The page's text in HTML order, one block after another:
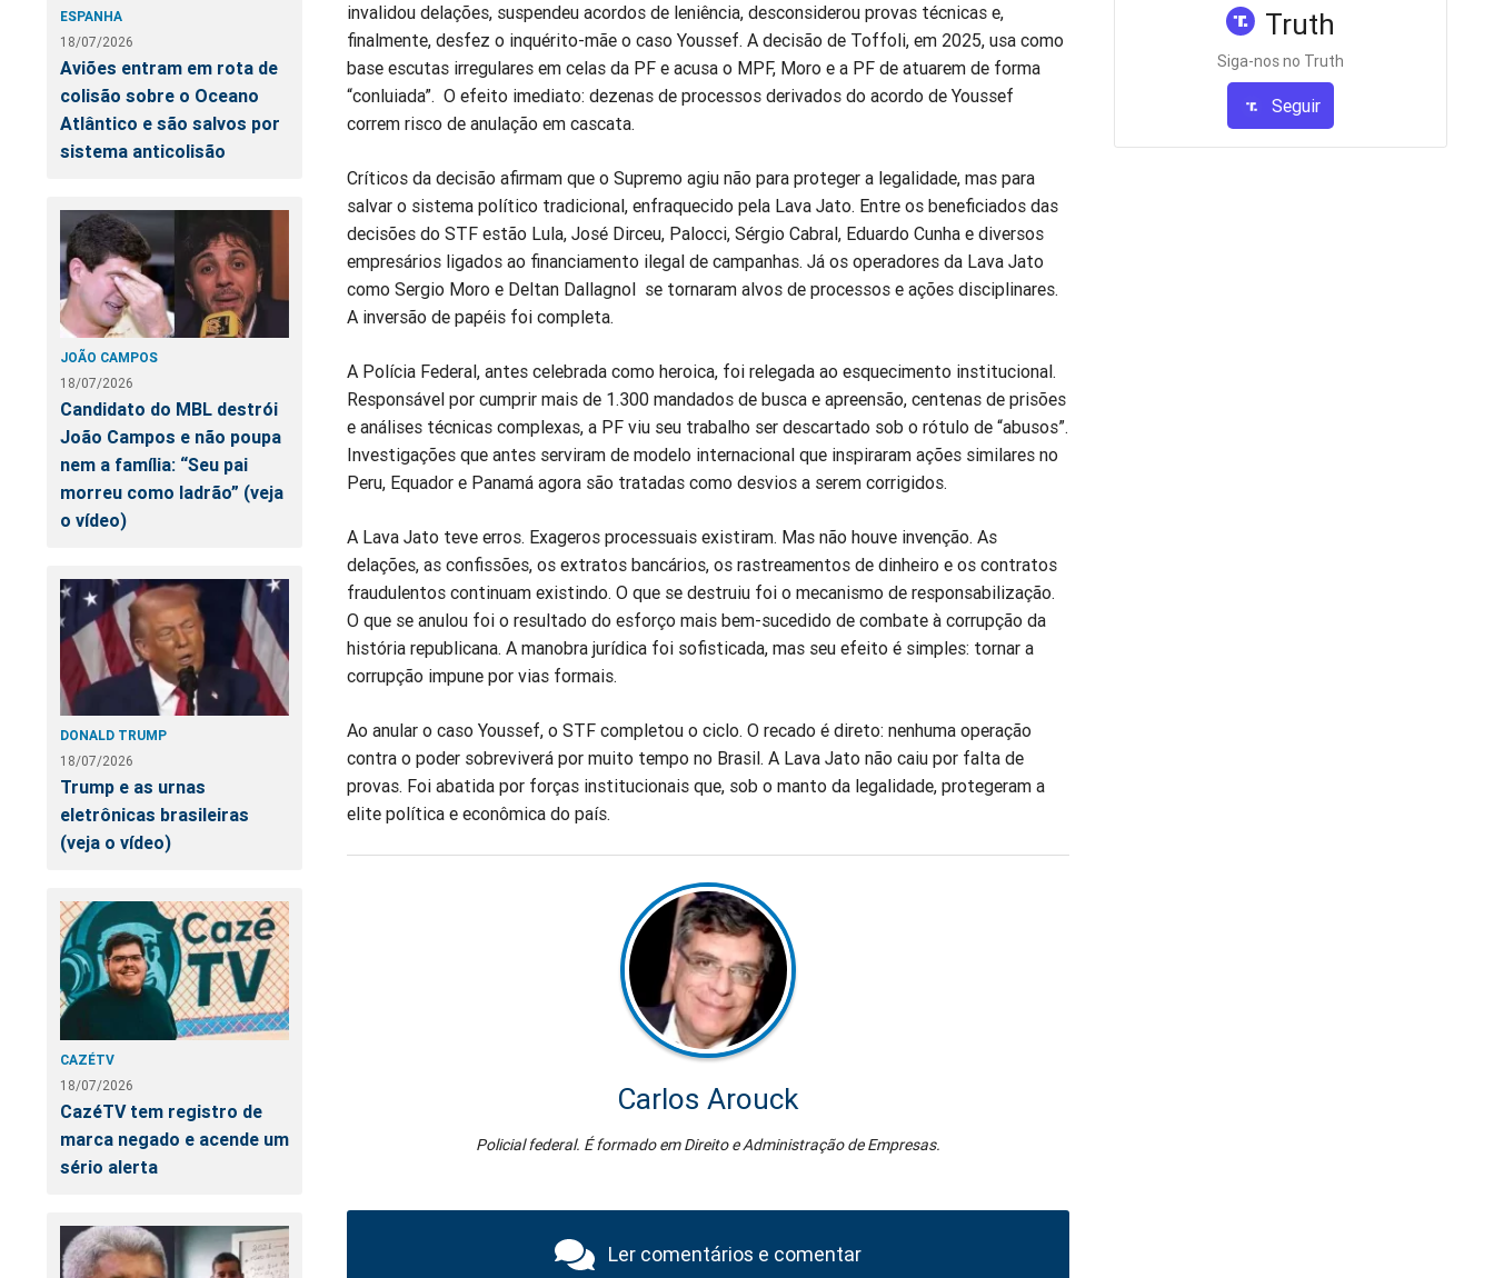
ESPANHA
18/07/2026
Aviões entram em rota de
colisão sobre o Oceano
Atlântico e são salvos por
sistema anticolisão
JOÃO CAMPOS
18/07/2026
Candidato do MBL destrói
João Campos e não poupa
nem a família: “Seu pai
morreu como ladrão” (veja
o vídeo)
DONALD TRUMP
18/07/2026
Trump e as urnas
eletrônicas brasileiras
(veja o vídeo)
CAZÉTV
18/07/2026
CazéTV tem registro de
marca negado e acende um
sério alerta
invalidou delações, suspendeu acordos de leniência, desconsiderou provas técnicas e,
finalmente, desfez o inquérito-mãe o caso Youssef. A decisão de Toffoli, em 2025, usa como
base escutas irregulares em celas da PF e acusa o MPF, Moro e a PF de atuarem de forma
“conluiada”. O efeito imediato: dezenas de processos derivados do acordo de Youssef
correm risco de anulação em cascata.
Críticos da decisão afirmam que o Supremo agiu não para proteger a legalidade, mas para
salvar o sistema político tradicional, enfraquecido pela Lava Jato. Entre os beneficiados das
decisões do STF estão Lula, José Dirceu, Palocci, Sérgio Cabral, Eduardo Cunha e diversos
empresários ligados ao financiamento ilegal de campanhas. Já os operadores da Lava Jato
como Sergio Moro e Deltan Dallagnol se tornaram alvos de processos e ações disciplinares.
A inversão de papéis foi completa.
A Polícia Federal, antes celebrada como heroica, foi relegada ao esquecimento institucional.
Responsável por cumprir mais de 1.300 mandados de busca e apreensão, centenas de prisões
e análises técnicas complexas, a PF viu seu trabalho ser descartado sob o rótulo de “abusos”.
Investigações que antes serviram de modelo internacional que inspiraram ações similares no
Peru, Equador e Panamá agora são tratadas como desvios a serem corrigidos.
A Lava Jato teve erros. Exageros processuais existiram. Mas não houve invenção. As
delações, as confissões, os extratos bancários, os rastreamentos de dinheiro e os contratos
fraudulentos continuam existindo. O que se destruiu foi o mecanismo de responsabilização.
O que se anulou foi o resultado do esforço mais bem-sucedido de combate à corrupção da
história republicana. A manobra jurídica foi sofisticada, mas seu efeito é simples: tornar a
corrupção impune por vias formais.
Ao anular o caso Youssef, o STF completou o ciclo. O recado é direto: nenhuma operação
contra o poder sobreviverá por muito tempo no Brasil. A Lava Jato não caiu por falta de
provas. Foi abatida por forças institucionais que, sob o manto da legalidade, protegeram a
elite política e econômica do país.
Carlos Arouck
Policial federal. É formado em Direito e Administração de Empresas.
Ler comentários e comentar
Truth
Siga-nos no Truth
Seguir